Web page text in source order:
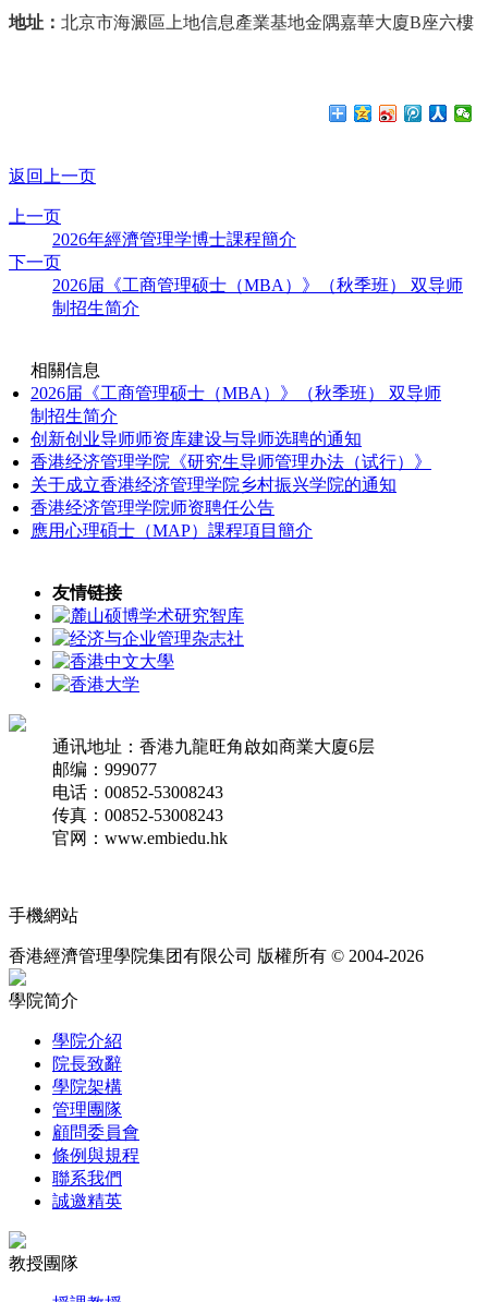
地址： 北京市海澱區上地信息產業基地金隅嘉華大廈B座六樓
返回上一页
上一页
2026年經濟管理学博士課程簡介
下一页
2026届《工商管理硕士（MBA）》（秋季班） 双导师
制招生简介
相關信息
2026届《工商管理硕士（MBA）》（秋季班） 双导师
制招生简介
创新创业导师师资库建设与导师选聘的通知
香港经济管理学院《研究生导师管理办法（试行）》
关于成立香港经济管理学院乡村振兴学院的通知
香港经济管理学院师资聘任公告
應用心理碩士（MAP）課程項目簡介
友情链接
通讯地址： 香港九龍旺角啟如商業大廈6层
邮编： 999077
电话： 00852-53008243
传真： 00852-53008243
官网： www.embiedu.hk
手機網站
香港經濟管理學院集团有限公司 版權所有 © 2004-2026
學院简介
學院介紹
院長致辭
學院架構
管理團隊
顧問委員會
條例與規程
聯系我們
誠邀精英
教授團隊